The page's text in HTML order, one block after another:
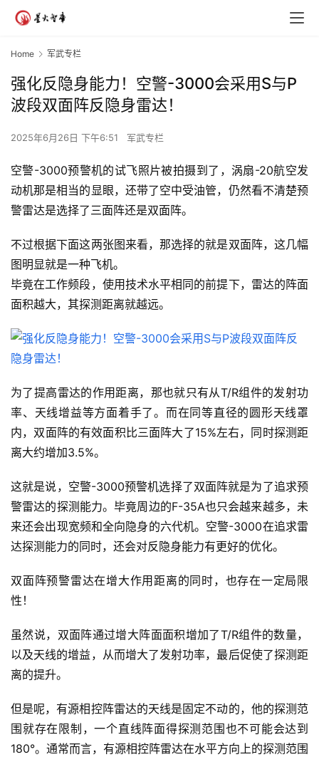
Home 军武专栏
强化反隐身能力！空警-3000会采用S与P
波段双面阵反隐身雷达！
2025年6月26日 下午6:51 军武专栏
空警-3000预警机的试飞照片被拍摄到了，涡扇-20航空发
动机那是相当的显眼，还带了空中受油管，仍然看不清楚预
警雷达是选择了三面阵还是双面阵。
不过根据下面这两张图来看，那选择的就是双面阵，这几幅
图明显就是一种飞机。
毕竟在工作频段，使用技术水平相同的前提下，雷达的阵面
面积越大，其探测距离就越远。
为了提高雷达的作用距离，那也就只有从T/R组件的发射功
率、天线增益等方面着手了。而在同等直径的圆形天线罩
内，双面阵的有效面积比三面阵大了15%左右，同时探测距
离大约增加3.5%。
这就是说，空警-3000预警机选择了双面阵就是为了追求预
警雷达的探测能力。毕竟周边的F-35A也只会越来越多，未
来还会出现宽频和全向隐身的六代机。空警-3000在追求雷
达探测能力的同时，还会对反隐身能力有更好的优化。
双面阵预警雷达在增大作用距离的同时，也存在一定局限
性！
虽然说，双面阵通过增大阵面面积增加了T/R组件的数量，
以及天线的增益，从而增大了发射功率，最后促使了探测距
离的提升。
但是呢，有源相控阵雷达的天线是固定不动的，他的探测范
围就存在限制，一个直线阵面得探测范围也不可能会达到
180°。通常而言，有源相控阵雷达在水平方向上的探测范围